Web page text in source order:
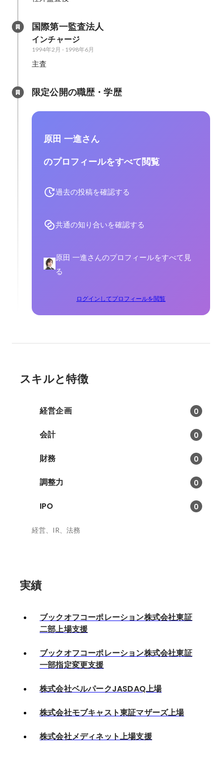
国際第一監査法人
インチャージ
1994年2月 - 1998年6月
主査
限定公開の職歴・学歴
原田 一進さん
のプロフィールをすべて閲覧
過去の投稿を確認する
共通の知り合いを確認する
原田 一進さんのプロフィールをすべて見
る
ログインしてプロフィールを閲覧
スキルと特徴
経営企画 0
会計 0
財務 0
調整力 0
IPO 0
経営、IR、法務
実績
ブックオフコーポレーション株式会社東証
二部上場支援
ブックオフコーポレーション株式会社東証
一部指定変更支援
株式会社ベルパークJASDAQ上場
株式会社モブキャスト東証マザーズ上場
株式会社メディネット上場支援